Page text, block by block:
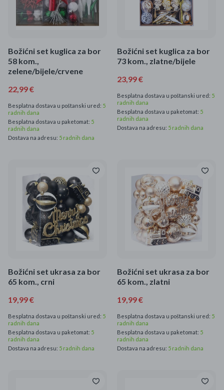
Božićni set kuglica za bor
58 kom.,
zelene/bijele/crvene
22,99 €
Besplatna dostava u poštanski ured: 5
radnih dana
Besplatna dostava u paketomat: 5
radnih dana
Dostava na adresu: 5 radnih dana
Božićni set kuglica za bor
73 kom., zlatne/bijele
23,99 €
Besplatna dostava u poštanski ured: 5
radnih dana
Besplatna dostava u paketomat: 5
radnih dana
Dostava na adresu: 5 radnih dana
Božićni set ukrasa za bor
65 kom., crni
19,99 €
Besplatna dostava u poštanski ured: 5
radnih dana
Besplatna dostava u paketomat: 5
radnih dana
Dostava na adresu: 5 radnih dana
Božićni set ukrasa za bor
65 kom., zlatni
19,99 €
Besplatna dostava u poštanski ured: 5
radnih dana
Besplatna dostava u paketomat: 5
radnih dana
Dostava na adresu: 5 radnih dana